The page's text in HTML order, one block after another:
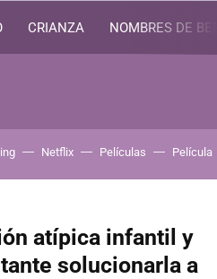
CRIANZA NOMBRES DE
Netflix Películas Película
atípica infantil y
solucionarla a